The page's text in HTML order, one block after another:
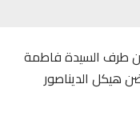
طرف السيدة فاطمة
هيكل الديناصور